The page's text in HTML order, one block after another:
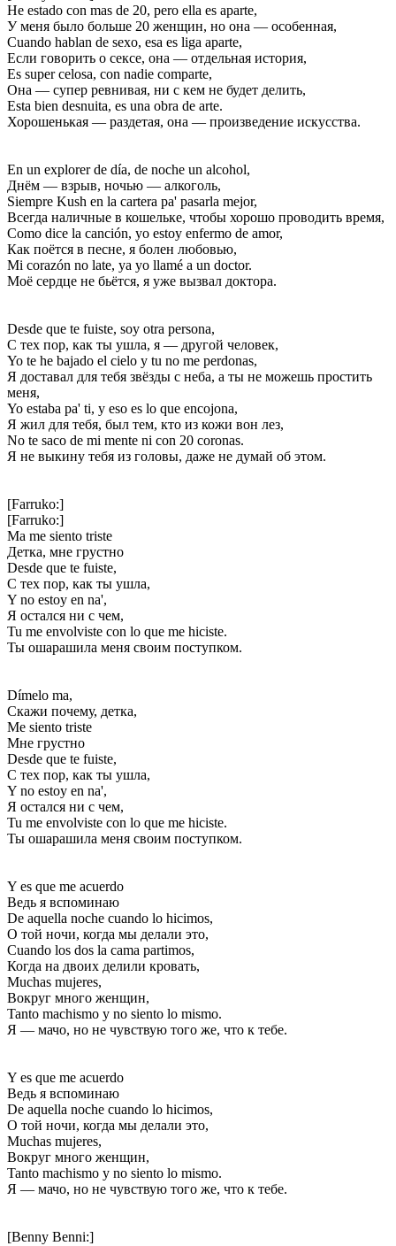
He estado con mas de 20, pero ella es aparte,
У меня было больше 20 женщин, но она — особенная,
Cuando hablan de sexo, esa es liga aparte,
Если говорить о сексе, она — отдельная история,
Es super celosa, con nadie comparte,
Она — супер ревнивая, ни с кем не будет делить,
Esta bien desnuita, es una obra de arte.
Хорошенькая — раздетая, она — произведение искусства.
En un explorer de día, de noche un alcohol,
Днём — взрыв, ночью — алкоголь,
Siempre Kush en la cartera pa' pasarla mejor,
Всегда наличные в кошельке, чтобы хорошо проводить время,
Como dice la canción, yo estoy enfermo de amor,
Как поётся в песне, я болен любовью,
Mi corazón no late, ya yo llamé a un doctor.
Моё сердце не бьётся, я уже вызвал доктора.
Desde que te fuiste, soy otra persona,
С тех пор, как ты ушла, я — другой человек,
Yo te he bajado el cielo y tu no me perdonas,
Я доставал для тебя звёзды с неба, а ты не можешь простить
меня,
Yo estaba pa' ti, y eso es lo que encojona,
Я жил для тебя, был тем, кто из кожи вон лез,
No te saco de mi mente ni con 20 coronas.
Я не выкину тебя из головы, даже не думай об этом.
[Farruko:]
[Farruko:]
Ma me siento triste
Детка, мне грустно
Desde que te fuiste,
С тех пор, как ты ушла,
Y no estoy en na',
Я остался ни с чем,
Tu me envolviste con lo que me hiciste.
Ты ошарашила меня своим поступком.
Dímelo ma,
Скажи почему, детка,
Me siento triste
Мне грустно
Desde que te fuiste,
С тех пор, как ты ушла,
Y no estoy en na',
Я остался ни с чем,
Tu me envolviste con lo que me hiciste.
Ты ошарашила меня своим поступком.
Y es que me acuerdo
Ведь я вспоминаю
De aquella noche cuando lo hicimos,
О той ночи, когда мы делали это,
Cuando los dos la cama partimos,
Когда на двоих делили кровать,
Muchas mujeres,
Вокруг много женщин,
Tanto machismo y no siento lo mismo.
Я — мачо, но не чувствую того же, что к тебе.
Y es que me acuerdo
Ведь я вспоминаю
De aquella noche cuando lo hicimos,
О той ночи, когда мы делали это,
Muchas mujeres,
Вокруг много женщин,
Tanto machismo y no siento lo mismo.
Я — мачо, но не чувствую того же, что к тебе.
[Benny Benni:]